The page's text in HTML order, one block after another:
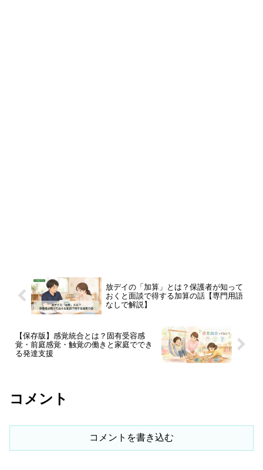
放デイの「加算」とは？保護者が知って
おくと面談で得する加算の話【専門用語
なしで解説】
【保存版】感覚統合とは？固有受容感
覚・前庭感覚・触覚の働きと家庭ででき
る発達支援
コメント
コメントを書き込む